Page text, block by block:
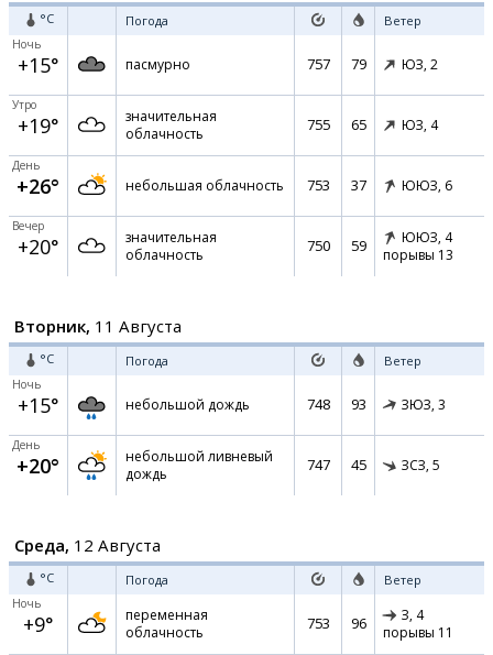
°C Погода Ветер
Ночь
+15° пасмурно 757 79 ЮЗ, 2
Утро
+19°
значительная
облачность
755 65 ЮЗ, 4
День
+26° небольшая облачность 753 37 ЮЮЗ, 6
Вечер
+20°
значительная
облачность
750 59 ЮЮЗ, 4
порывы 13
Вторник, 11 Августа
°C Погода Ветер
Ночь
+15° небольшой дождь 748 93 ЗЮЗ, 3
День
+20°
небольшой ливневый
дождь
747 45 ЗСЗ, 5
Среда, 12 Августа
°C Погода Ветер
Ночь
+9°
переменная
облачность
753 96 З, 4
порывы 11